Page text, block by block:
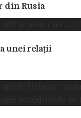
din Rusia
unei relații